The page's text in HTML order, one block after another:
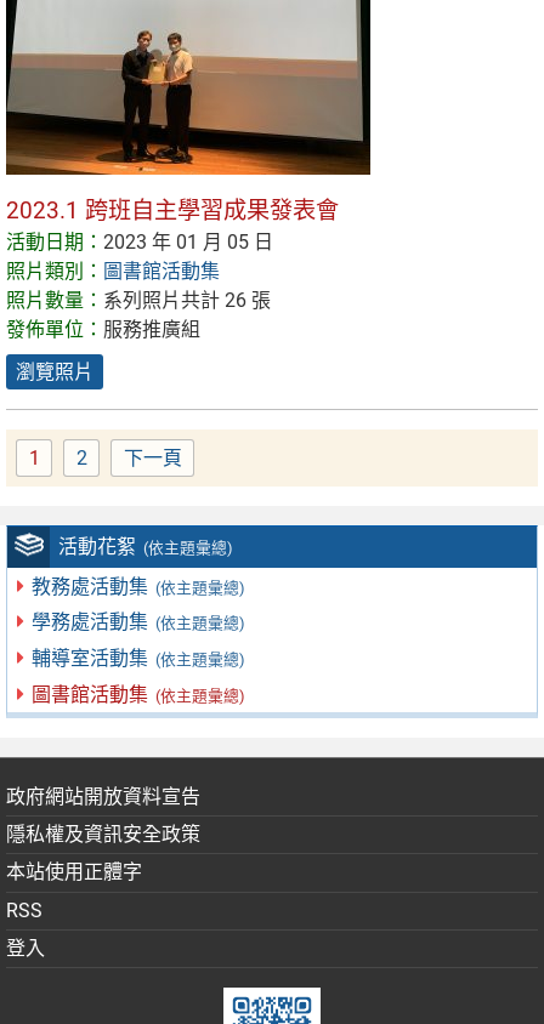
活動花絮 (依主題彙總)
教務處活動集 (依主題彙總)
學務處活動集 (依主題彙總)
輔導室活動集 (依主題彙總)
圖書館活動集 (依主題彙總)
2023.1 跨班自主學習成果發表會
活動日期： 2023 年 01 月 05 日
照片類別： 圖書館活動集
照片數量： 系列照片共計 26 張
發佈單位： 服務推廣組
瀏覽照片
Page
1 Page
2 下一頁
政府網站開放資料宣告
隱私權及資訊安全政策
本站使用正體字
RSS
登入